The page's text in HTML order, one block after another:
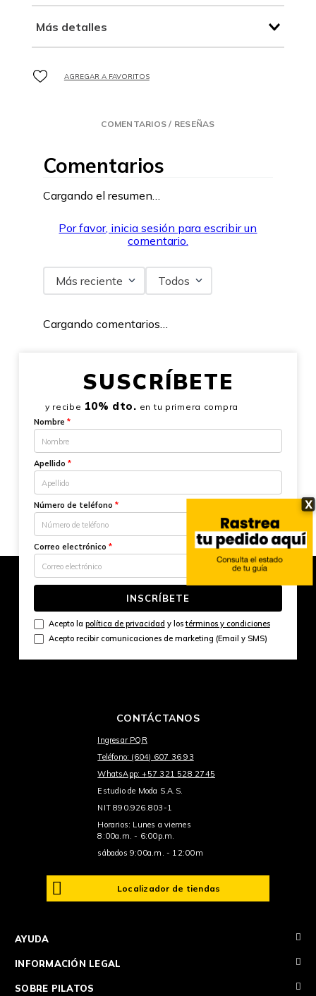
X
Más detalles
COMENTARIOS / RESEÑAS
Comentarios
Cargando el resumen…
Por favor, inicia sesión para escribir un
comentario.
Más reciente Todos
Cargando comentarios…
SUSCRÍBETE
y recibe 10% dto. en tu primera compra
Nombre *
Apellido *
Número de teléfono *
Correo electrónico *
INSCRÍBETE
Acepto la política de privacidad y lostérminos y condiciones
Acepto recibir comunicaciones de marketing (Email y SMS)
CONTÁCTANOS
Ingresar PQR
Teléfono: (604) 607 36 93
WhatsApp: +57 321 528 2745
Estudio de Moda S.A.S.
NIT 890.926.803-1
Horarios: Lunes a viernes
8:00a.m. - 6:00p.m.
sábados 9:00a.m. - 12:00m
Localizador de tiendas
AYUDA +
INFORMACIÓN LEGAL +
SOBRE PILATOS +